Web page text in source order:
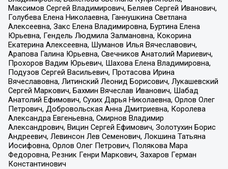
Максимов Сергей Владимирович, Беляев Сергей Иванович,
Голубева Елена Николаевна, Ганнушкина Светлана
Алексеевна, Закс Елена Владимировна, Буртина Елена
Юрьевна, Гендель Людмила Залмановна, Кокорина
Екатерина Алексеевна, Шуманов Илья Вячеславович,
Арапова Галина Юрьевна, Свечников Анатолий Мариевич,
Прохоров Вадим Юрьевич, Шахова Елена Владимировна,
Подузов Сергей Васильевич, Протасова Ирина
Вячеславовна, Литинский Леонид Борисович, Лукашевский
Сергей Маркович, Бахмин Вячеслав Иванович, Шабад
Анатолий Ефимович, Сухих Дарья Николаевна, Орлов Олег
Петрович, Добровольская Анна Дмитриевна, Королева
Александра Евгеньевна, Смирнов Владимир
Александрович, Вицин Сергей Ефимович, Золотухин Борис
Андреевич, Левинсон Лев Семенович, Локшина Татьяна
Иосифовна, Орлов Олег Петрович, Полякова Мара
Федоровна, Резник Генри Маркович, Захаров Герман
Константинович